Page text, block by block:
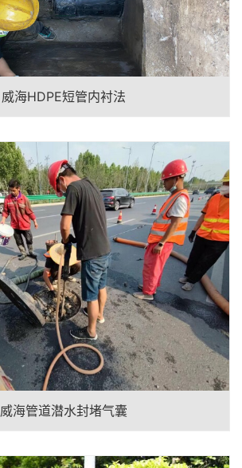
威海HDPE短管内衬法
威海管道潜水封堵气囊